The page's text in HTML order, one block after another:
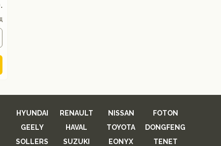
HYUNDAI RENAULT NISSAN
FOTON
GEELY
HAVAL TOYOTA
DONGFENG
SOLLERS
SUZUKI EONYX TENET